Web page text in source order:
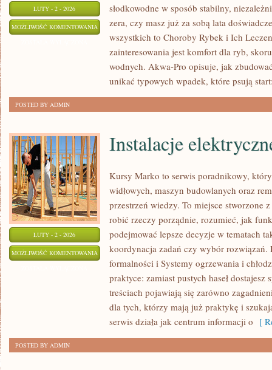
LUTY - 2 - 2026
MOŻLIWOŚĆ KOMENTOWANIA AKWARIA
słodkowodne w sposób stabilny,
zera, czy masz już za sobą lata
wszystkich to Choroby Rybek i Ich
zainteresowania jest komfort dla ryb,
wodnych. Akwa-Pro opisuje, jak
unikać typowych wpadek, które psują
POSTED BY ADMIN
LUTY - 2 - 2026
MOŻLIWOŚĆ KOMENTOWANIA INSTALACJE
ELEKTRYCZNE
OŚWIETLENIE
Instalacje
Kursy Marko to serwis poradnikowy,
widłowych, maszyn budowlanych oraz
przestrzeń wiedzy. To miejsce stworzone
robić rzeczy porządnie, rozumieć, jak
podejmować lepsze decyzje w tematach
koordynacja zadań czy wybór rozwiązań.
formalności i Systemy ogrzewania i
praktyce: zamiast pustych haseł dostajesz
treściach pojawiają się zarówno
dla tych, którzy mają już praktykę i
serwis działa jak centrum informacji o [
POSTED BY ADMIN